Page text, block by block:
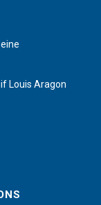
Louis Aragon